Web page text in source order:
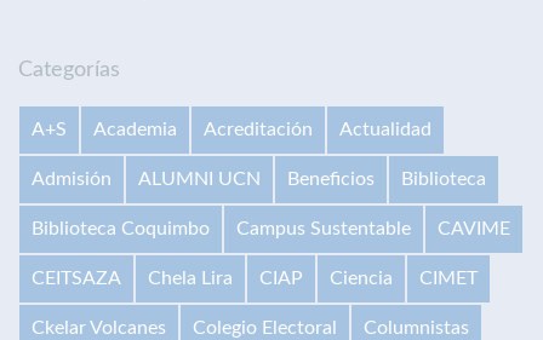
Categorías
A+S Academia Acreditación Actualidad
Admisión ALUMNI UCN Beneficios Biblioteca
Biblioteca Coquimbo Campus Sustentable CAVIME
CEITSAZA Chela Lira CIAP Ciencia CIMET
Ckelar Volcanes Colegio Electoral Columnistas